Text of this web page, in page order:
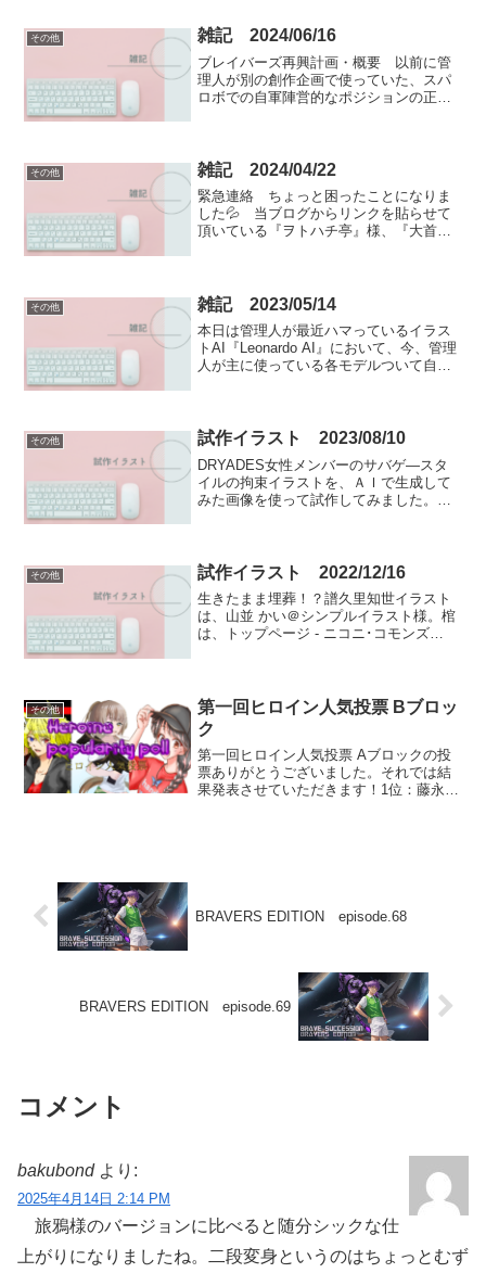
その他 雑記 2024/06/16
ブレイバーズ再興計画・概要 以前に管
理人が別の創作企画で使っていた、スパ
ロボでの自軍陣営的なポジションの正義
で、こちらのブログでも再...
その他 雑記 2024/04/22
緊急連絡 ちょっと困ったことになりま
した💦 当ブログからリンクを貼らせて
頂いている『ヲトハチ亭』様、『大首領
面（左上に「セキ...
その他 雑記 2023/05/14
本日は管理人が最近ハマっているイラス
トAI『Leonardo AI』において、今、管理
人が主に使っている各モデルついて自由
その他 試作イラスト 2023/08/10
DRYADES女性メンバーのサバゲ―スタ
イルの拘束イラストを、ＡＩで生成して
みた画像を使って試作してみました。当
その他 試作イラスト 2022/12/16
生きたまま埋葬！？譜久里知世イラスト
は、山並 かい＠シンプルイラスト様。棺
は、トップページ - ニコニ･コモンズ
その他
第一回ヒロイン人気投票 Bブロッ
ク
第一回ヒロイン人気投票 Aブロックの投
票ありがとうございました。それでは結
果発表させていただきます！1位：藤永沙
BRAVERS EDITION episode.68
BRAVERS EDITION episode.69
コメント
bakubond より:
2025年4月14日 2:14 PM
旅鴉様のバージョンに比べると随分シックな仕
上がりになりましたね。二段変身というのはちょっとむず